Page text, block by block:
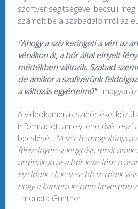
szoftver segítségével becsüli
számolt be a szabadalomról az
"Ahogy a szív keringeti a vért az
vénákon át, a bőr által elnyelt
mértékben változik. Szabad
de amikor a szoftverünk
a változás egyértelmű"-
A videokamerák színértékei közül
információt, amely lehetővé teszi
becslését. "A vér hemoglobinja a
fényelnyelési kiugrást, tehát
artériákon át a bőr közelében
nyelődik el, kevesebb verődik
hogy a kamera képein kevesebb
- mondta Gunther.